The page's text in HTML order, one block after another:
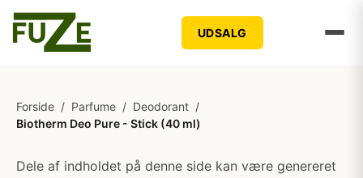
UDSALG
Forside / Parfume / Deodorant /
Biotherm Deo Pure - Stick (40 ml)
Dele af indholdet på denne side kan være genereret